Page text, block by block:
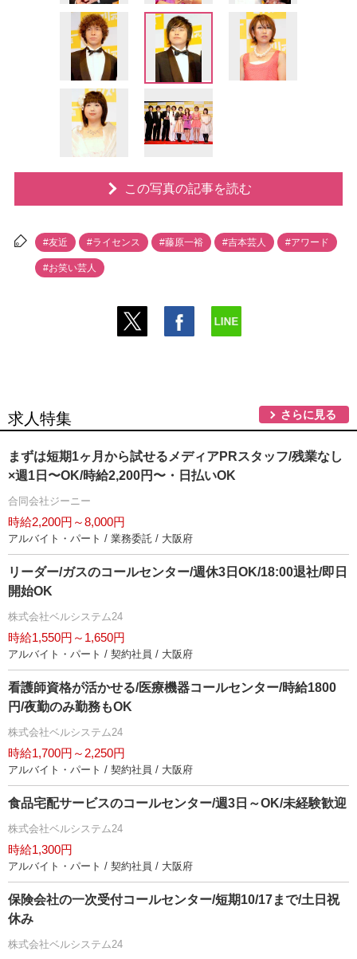
この写真の記事を読む
#友近 #ライセンス #藤原一裕 #吉本芸人 #アワード
#お笑い芸人
求人特集 さらに見る
まずは短期1ヶ月から試せるメディアPRスタッフ/残業なし
×週1日〜OK/時給2,200円〜・日払いOK
合同会社ジーニー
時給2,200円～8,000円
アルバイト・パート / 業務委託 / 大阪府
リーダー/ガスのコールセンター/週休3日OK/18:00退社/即日
開始OK
株式会社ベルシステム24
時給1,550円～1,650円
アルバイト・パート / 契約社員 / 大阪府
看護師資格が活かせる/医療機器コールセンター/時給1800
円/夜勤のみ勤務もOK
株式会社ベルシステム24
時給1,700円～2,250円
アルバイト・パート / 契約社員 / 大阪府
食品宅配サービスのコールセンター/週3日～OK/未経験歓迎
株式会社ベルシステム24
時給1,300円
アルバイト・パート / 契約社員 / 大阪府
保険会社の一次受付コールセンター/短期10/17まで/土日祝
休み
株式会社ベルシステム24